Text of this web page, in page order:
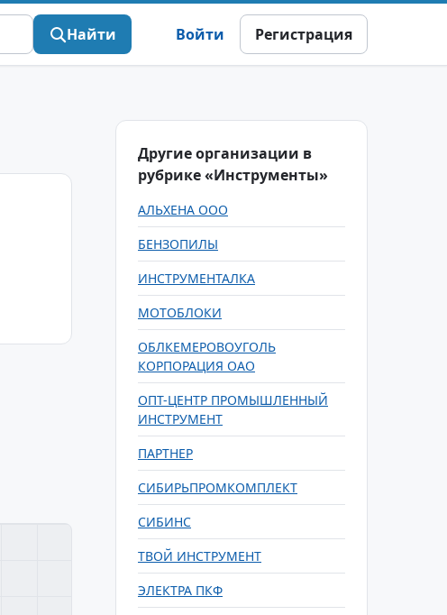
Найти Войти Регистрация
Другие организации в
рубрике «Инструменты»
АЛЬХЕНА ООО
БЕНЗОПИЛЫ
ИНСТРУМЕНТАЛКА
МОТОБЛОКИ
ОБЛКЕМЕРОВОУГОЛЬ
КОРПОРАЦИЯ ОАО
ОПТ-ЦЕНТР ПРОМЫШЛЕННЫЙ
ИНСТРУМЕНТ
ПАРТНЕР
СИБИРЬПРОМКОМПЛЕКТ
СИБИНС
ТВОЙ ИНСТРУМЕНТ
ЭЛЕКТРА ПКФ